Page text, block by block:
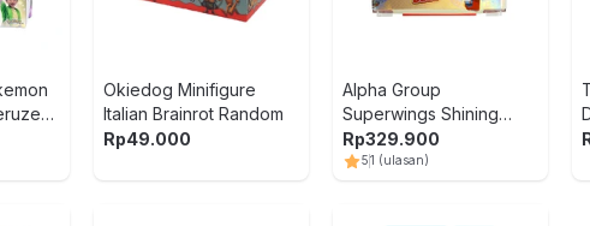
Okiedog Minifigure
Italian Brainrot Random
Rp49.000
Alpha Group
Superwings Shining
Transform Robot Jett -
Merah
Rp329.900
51 (ulasan)